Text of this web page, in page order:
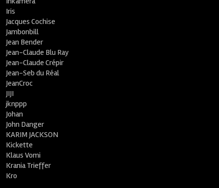
Iris
Jacques Cochise
Jambonbill
Jean Bender
Jean-Claude Blu Ray
Jean-Claude Crépir
Jean-Seb du Réal
JeanCroc
JIJI
jknppp
Johan
John Danger
KARIM JACKSON
Kickette
Klaus Vomi
Krania Trieffer
Kro